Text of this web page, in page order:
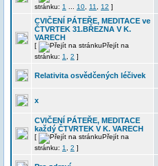
stránku: 1 10 11 12 ]
CVIČENÍ PÁTEŘE, MEDITACE ve
ČTVRTEK 31.BŘEZNA V K.
VARECH
[
Přejít na
stránku: 1 2 ]
Relativita osvědčených léčivek
x
CVIČENÍ PÁTEŘE, MEDITACE
každý ČTVRTEK V K. VARECH
[
Přejít na
stránku: 1 2 ]